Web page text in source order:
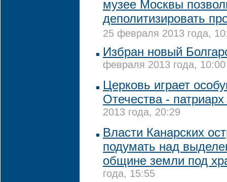
музее Москвы
деполитизировать
25 февраля 2013 года,
Избран новый
февраля 2013 года, 10:00
Церковь играет
Отечества -
2013 года, 20:29
Власти Канарских
подумать над
общине земли под
года, 15:55